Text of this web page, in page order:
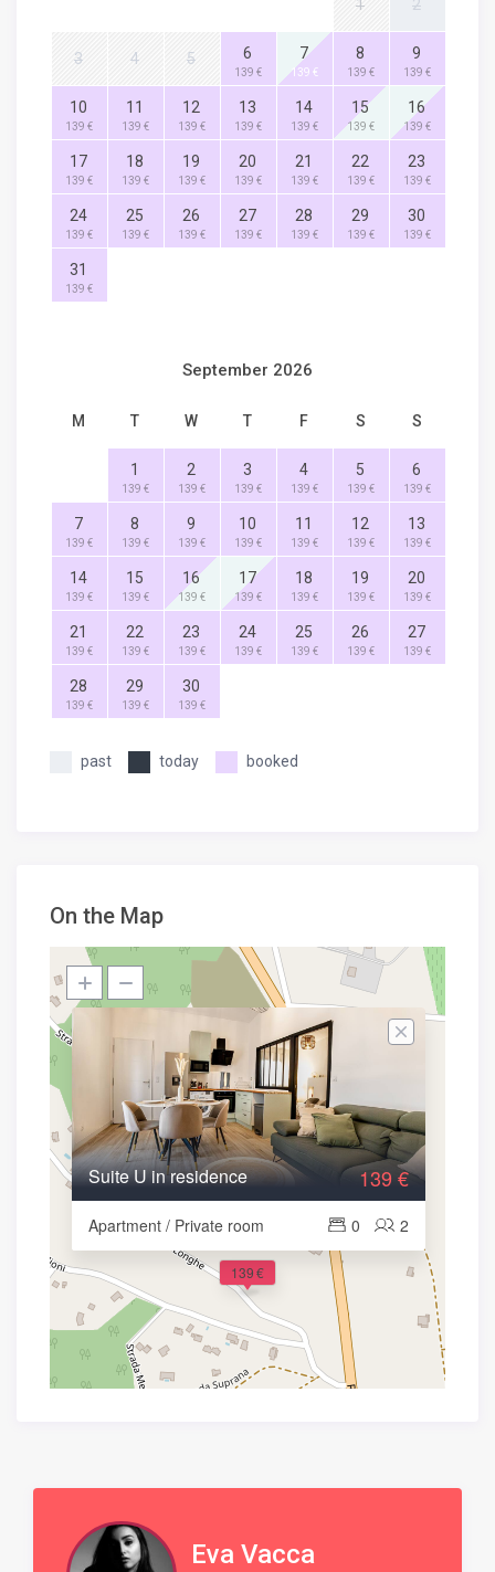
1 2
3 4 5 6
139 €
7
139 €
8
139 €
9
139 €
10
139 €
11
139 €
12
139 €
13
139 €
14
139 €
15
139 €
16
139 €
17
139 €
18
139 €
19
139 €
20
139 €
21
139 €
22
139 €
23
139 €
24
139 €
25
139 €
26
139 €
27
139 €
28
139 €
29
139 €
30
139 €
31
139 €
September 2026
M T W T F S S
1
139 €
2
139 €
3
139 €
4
139 €
5
139 €
6
139 €
7
139 €
8
139 €
9
139 €
10
139 €
11
139 €
12
139 €
13
139 €
14
139 €
15
139 €
16
139 €
17
139 €
18
139 €
19
139 €
20
139 €
21
139 €
22
139 €
23
139 €
24
139 €
25
139 €
26
139 €
27
139 €
28
139 €
29
139 €
30
139 €
past today booked
On the Map
139 €
Suite U in residence
Apartment / Private room 2
0
139 €
Eva Vacca